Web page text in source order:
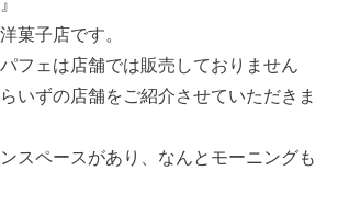
菓子店です。
フェは店舗では販売しておりません
いずの店舗をご紹介させていただきま
スペースがあり、なんとモーニングも